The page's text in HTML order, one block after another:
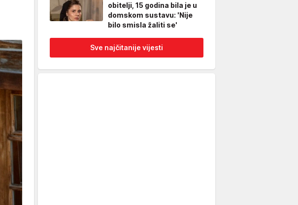
obitelji, 15 godina bila je u
domskom sustavu: 'Nije
bilo smisla žaliti se'
Sve najčitanije vijesti